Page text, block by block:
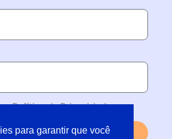
para garantir que você
a Política de Privacidade
Enviar